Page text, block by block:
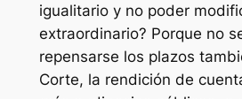
igualitario y no poder
extraordinario? Porque no
repensarse los plazos
Corte, la rendición de